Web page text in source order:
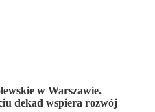
w Warszawie.
dekad wspiera rozwój